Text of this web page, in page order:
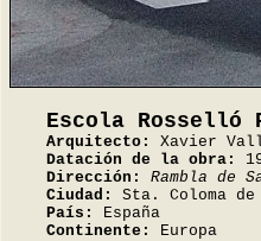
Escola Rosselló
Arquitecto:
Xavier
Datación de la obra:
Dirección:
Rambla de
Ciudad:
Sta. Coloma
País:
España
Continente:
Europa